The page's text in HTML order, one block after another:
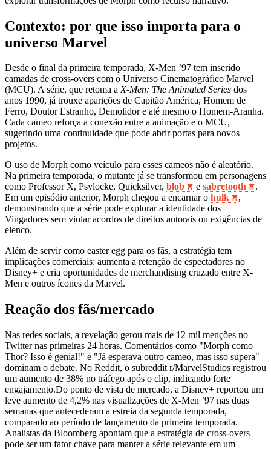
Contexto: por que isso importa para o
universo Marvel
Desde o final da primeira temporada, X-Men ’97 tem inserido
camadas de cross‑overs com o Universo Cinematográfico Marvel
(MCU). A série, que retoma aX-Men: The Animated Series dos
anos 1990, já trouxe aparições de Capitão América, Homem de
Ferro, Doutor Estranho, Demolidor e até mesmo o Homem-Aranha.
Cada cameo reforça a conexão entre a animação e o MCU,
sugerindo uma continuidade que pode abrir portas para novos
projetos.
O uso de Morph como veículo para esses cameos não é aleatório.
Na primeira temporada, o mutante já se transformou em personagens
como Professor X, Psylocke, Quicksilver, blob e sabretooth
.
Em um episódio anterior, Morph chegou a encarnar o hulk
,
demonstrando que a série pode explorar a identidade dos
Vingadores sem violar acordos de direitos autorais ou exigências de
elenco.
Além de servir como easter egg para os fãs, a estratégia tem
implicações comerciais: aumenta a retenção de espectadores no
Disney+ e cria oportunidades de merchandising cruzado entre X-
Men e outros ícones da Marvel.
Reação dos fãs/mercado
Nas redes sociais, a revelação gerou mais de 12 mil menções no
Twitter nas primeiras 24 horas. Comentários como "Morph como
Thor? Isso é genial!" e "Já esperava outro cameo, mas isso supera"
dominam o debate. No Reddit, o subreddit r/MarvelStudios registrou
um aumento de 38% no tráfego após o clip, indicando forte
engajamento.Do ponto de vista de mercado, a Disney+ reportou um
leve aumento de 4,2% nas visualizações de X-Men ’97 nas duas
semanas que antecederam a estreia da segunda temporada,
comparado ao período de lançamento da primeira temporada.
Analistas da Bloomberg apontam que a estratégia de cross‑overs
pode ser um fator chave para manter a série relevante em um